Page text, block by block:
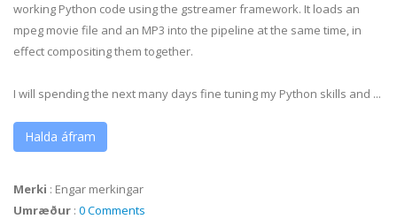
working Python code using the gstreamer framework. It loads an
mpeg movie file and an MP3 into the pipeline at the same time, in
effect compositing them together.
I will spending the next many days fine tuning my Python skills and ...
Halda áfram
Merki : Engar merkingar
Umræður : 0 Comments